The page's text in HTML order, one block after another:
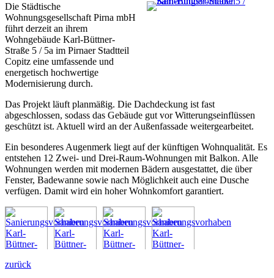
Die Städtische
Wohnungsgesellschaft Pirna mbH
führt derzeit an ihrem
Wohngebäude Karl-Büttner-
Straße 5 / 5a im Pirnaer Stadtteil
Copitz eine umfassende und
energetisch hochwertige
Modernisierung durch.
Das Projekt läuft planmäßig. Die Dachdeckung ist fast
abgeschlossen, sodass das Gebäude gut vor Witterungseinflüssen
geschützt ist. Aktuell wird an der Außenfassade weitergearbeitet.
Ein besonderes Augenmerk liegt auf der künftigen Wohnqualität. Es
entstehen 12 Zwei- und Drei-Raum-Wohnungen mit Balkon. Alle
Wohnungen werden mit modernen Bädern ausgestattet, die über
Fenster, Badewanne sowie nach Möglichkeit auch eine Dusche
verfügen. Damit wird ein hoher Wohnkomfort garantiert.
zurück